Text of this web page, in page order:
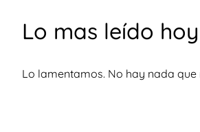
Lo mas leído hoy
Lo lamentamos. No hay nada que